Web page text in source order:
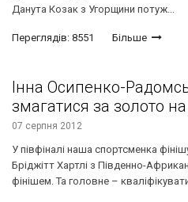
Данута Козак з Угорщини потуж...
Переглядів: 8551 Більше
Інна Осипенко-
змагатися за золото на
07 серпня 2012
У півфіналі наша спортсменка
Бріджітт Хартлі з Південно-
фінішем. Та головне –